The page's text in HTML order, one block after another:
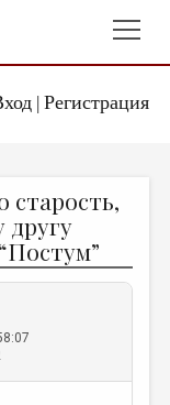
| Регистрация
старость,
другу